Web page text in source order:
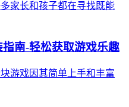
家长和孩子都在寻找既能
南-轻松获取游戏乐趣
游戏因其简单上手和丰富